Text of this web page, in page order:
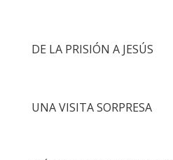
DE LA PRISIÓN A JESÚS
UNA VISITA SORPRESA